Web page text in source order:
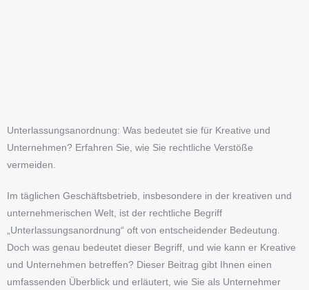
Unterlassungsanordnung: Was bedeutet sie für Kreative und
Unternehmen? Erfahren Sie, wie Sie rechtliche Verstöße
vermeiden.
Im täglichen Geschäftsbetrieb, insbesondere in der kreativen und
unternehmerischen Welt, ist der rechtliche Begriff
„Unterlassungsanordnung“ oft von entscheidender Bedeutung.
Doch was genau bedeutet dieser Begriff, und wie kann er Kreative
und Unternehmen betreffen? Dieser Beitrag gibt Ihnen einen
umfassenden Überblick und erläutert, wie Sie als Unternehmer